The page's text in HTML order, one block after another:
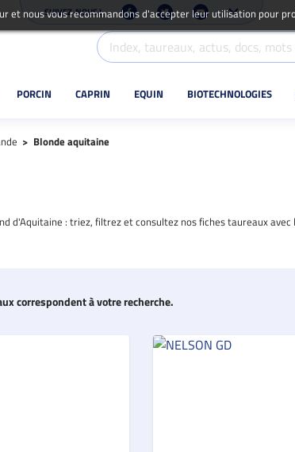
SUIVEZ-NOUS !
PORCIN CAPRIN EQUIN BIOTECHNOLOGIES
Blonde aquitaine
d'Aquitaine : triez, filtrez et consultez nos fiches taureaux avec
correspondent à votre recherche.
et nous vous recommandons d'accepter leur utilisation pour